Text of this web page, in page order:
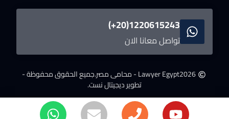
1220615243(20+)
تواصل معانا الان
2026Lawyer Egypt - محامى مصر.
جميع الحقوق محفوظة -
تطوير ديجيتال نست.